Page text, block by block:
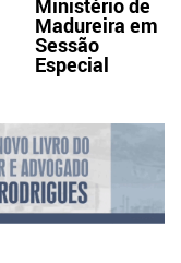
Madureira em
Sessão
Especial